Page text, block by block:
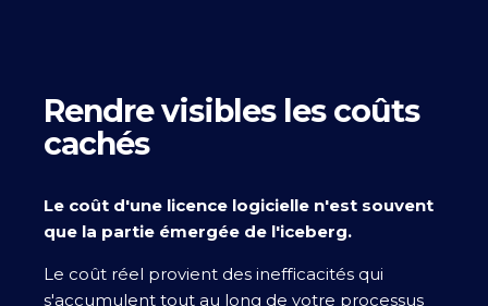
Rendre visibles les coûts
cachés
Le coût d'une licence logicielle n'est souvent
que la partie émergée de l'iceberg.
Le coût réel provient des inefficacités qui
s'accumulent tout au long de votre processus